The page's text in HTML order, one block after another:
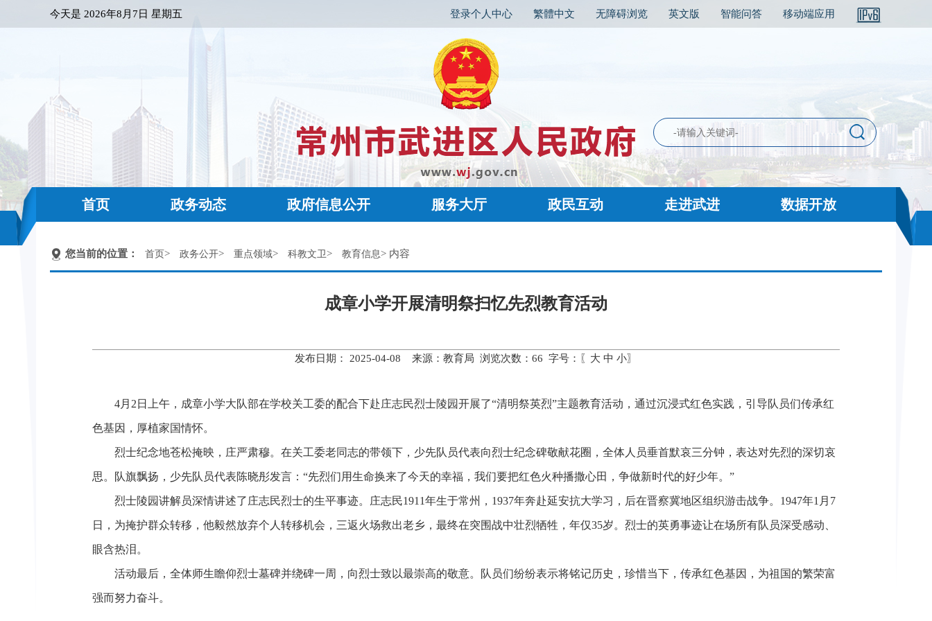
今天是 2026年8月7日 星期五 登录个人中心 繁體中文 无障碍浏览 英文版 智能问答 移动端应用
首页 政务动态 政府信息公开 服务大厅 政民互动 走进武进 数据开放
您当前的位置： 首页> 政务公开> 重点领域> 科教文卫> 教育信息> 内容
成章小学开展清明祭扫忆先烈教育活动
发布日期： 2025-04-08 来源：教育局 浏览次数： 66 字号：〖 大 中 小〗
4月2日上午，成章小学大队部在学校关工委的配合下赴庄志民烈士陵园开展了“清明祭英烈”主题教育活动，通过沉浸式红色实践，引导队员们传承红
色基因，厚植家国情怀。
烈士纪念地苍松掩映，庄严肃穆。在关工委老同志的带领下，少先队员代表向烈士纪念碑敬献花圈，全体人员垂首默哀三分钟，表达对先烈的深切哀
思。队旗飘扬，少先队员代表陈晓彤发言：“先烈们用生命换来了今天的幸福，我们要把红色火种播撒心田，争做新时代的好少年。”
烈士陵园讲解员深情讲述了庄志民烈士的生平事迹。庄志民1911年生于常州，1937年奔赴延安抗大学习，后在晋察冀地区组织游击战争。1947年1月7
日，为掩护群众转移，他毅然放弃个人转移机会，三返火场救出老乡，最终在突围战中壮烈牺牲，年仅35岁。烈士的英勇事迹让在场所有队员深受感动、
眼含热泪。
活动最后，全体师生瞻仰烈士墓碑并绕碑一周，向烈士致以最崇高的敬意。队员们纷纷表示将铭记历史，珍惜当下，传承红色基因，为祖国的繁荣富
强而努力奋斗。